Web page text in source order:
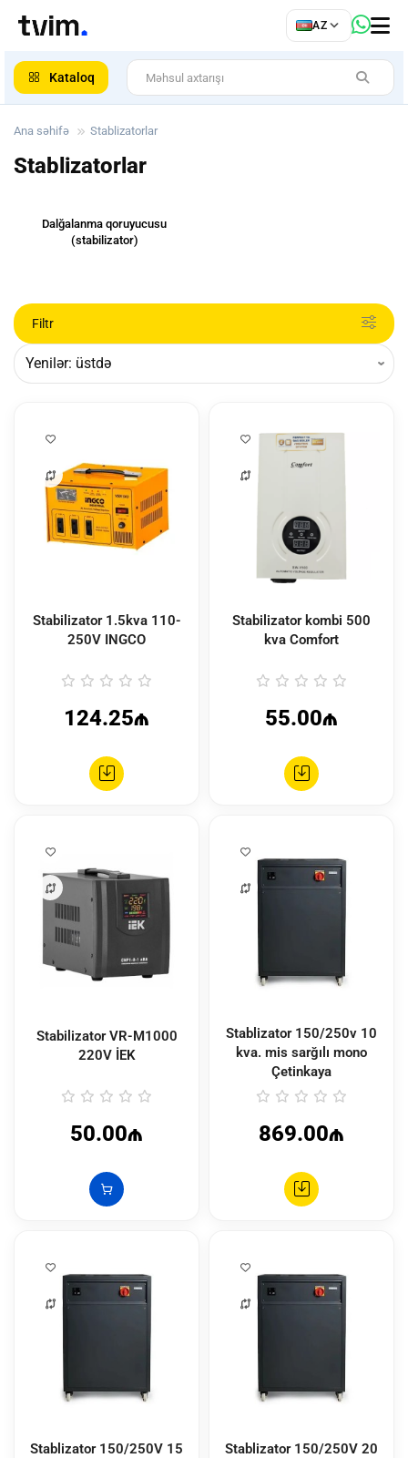
AZ
Kataloq
Ana səhifə Stablizatorlar
Stablizatorlar
Dalğalanma qoruyucusu
(stabilizator)
Filtr
Stabilizator 1.5kva 110-
250V INGCO
124.25₼
Stabilizator kombi 500
kva Comfort
55.00₼
Stabilizator VR-M1000
220V İEK
50.00₼
Stablizator 150/250v 10
kva. mis sarğılı mono
Çetinkaya
869.00₼
Stablizator 150/250V 15
Stablizator 150/250V 20